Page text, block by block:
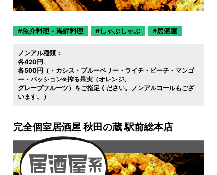
魚介料理・海鮮料理 しゃぶしゃぶ 居酒屋
ノンアル種類：
各420円
各500円（・カシス・ブルーベリー・ライチ・ピーチ・マンゴ
ー・パッション※搾る果実（オレンジ
グレープフルーツ）をご指定ください。ノンアルコールもござ
います。）
完全個室居酒屋 秋田の蔵 駅前総本店